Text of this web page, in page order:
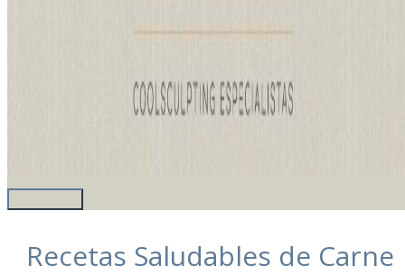
Recetas Saludables de Carne